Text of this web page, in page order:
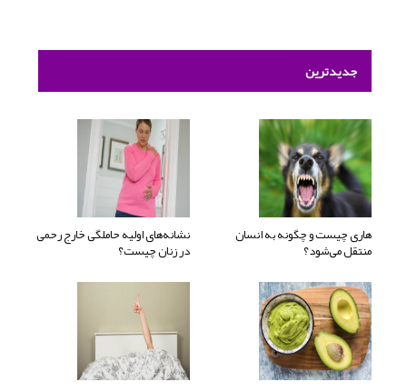
جدیدترین
هاری چیست و چگونه به انسان
منتقل می‌شود؟
نشانه‌های اولیه حاملگی خارج رحمی
در زنان چیست؟